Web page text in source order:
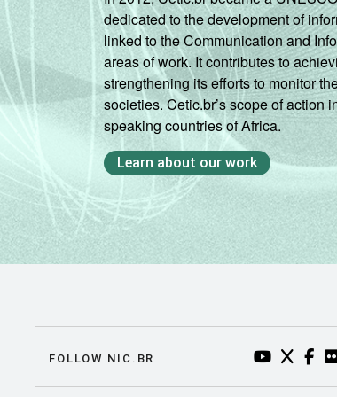
dedicated to the development of
linked to the Communication and
areas of work. It contributes to
strengthening its efforts to monitor
societies. Cetic.br’s scope of action
speaking countries of Africa.
Learn about our work
FOLLOW NIC.BR YOUTUBE